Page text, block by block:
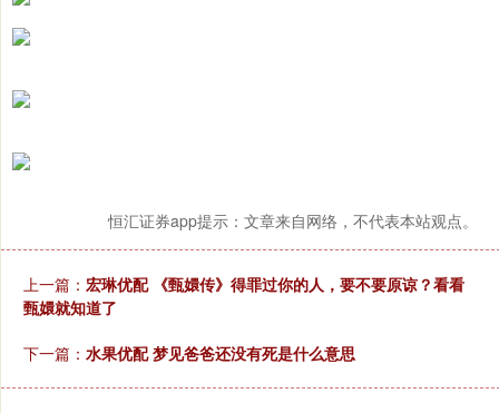
恒汇证券app提示：文章来自网络，不代表本站观点。
上一篇： 宏琳优配 《甄嬛传》得罪过你的人，要不要原谅？看看
甄嬛就知道了
下一篇： 水果优配 梦见爸爸还没有死是什么意思